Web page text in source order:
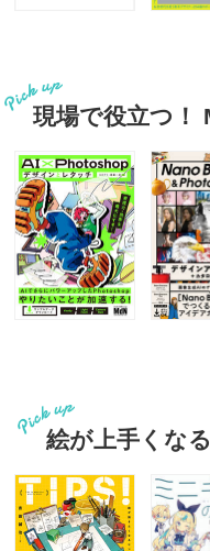
現場で役立つ！
絵が上手くな